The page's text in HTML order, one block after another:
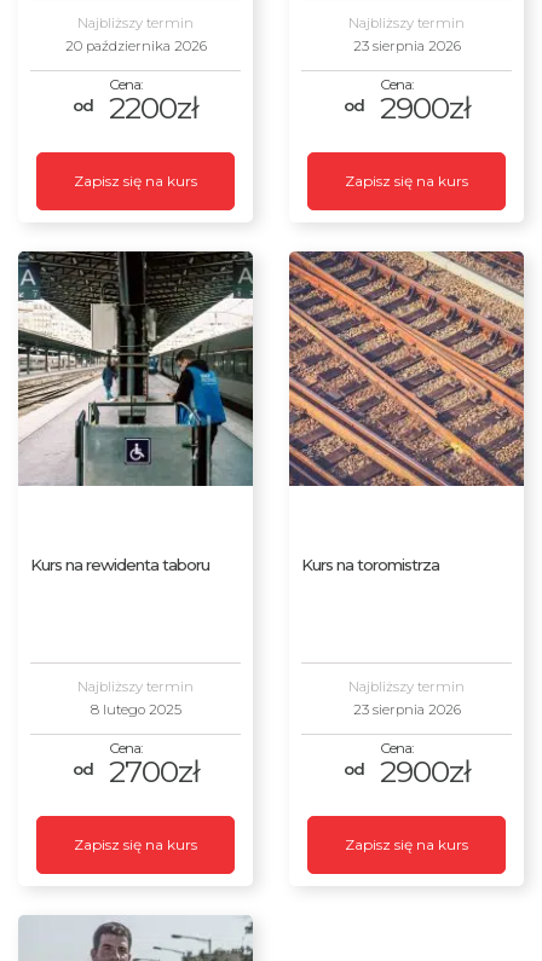
Najbliższy termin
20 października 2026
2200zł
Zapisz się na kurs
Najbliższy termin
23 sierpnia 2026
2900zł
Zapisz się na kurs
Kurs na rewidenta taboru
Najbliższy termin
8 lutego 2025
2700zł
Zapisz się na kurs
Kurs na toromistrza
Najbliższy termin
23 sierpnia 2026
2900zł
Zapisz się na kurs